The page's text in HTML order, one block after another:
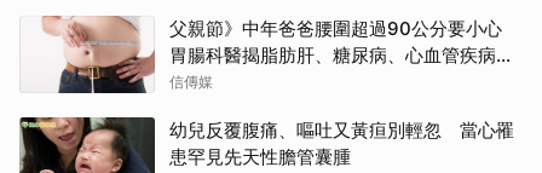
父親節》中年爸爸腰圍超過90公分要小心
胃腸科醫揭脂肪肝、糖尿病、心血管疾病
「連鎖危機」
信傳媒
幼兒反覆腹痛、嘔吐又黃疸別輕忽 當心罹
患罕見先天性膽管囊腫